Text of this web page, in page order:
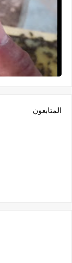
المتابعون